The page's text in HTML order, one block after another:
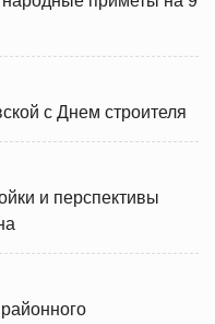
с Днем строителя
и перспективы